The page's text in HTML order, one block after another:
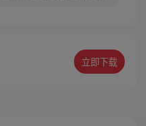
大法师，和他一起重新
新“西行小队”，再度踏
立即下载